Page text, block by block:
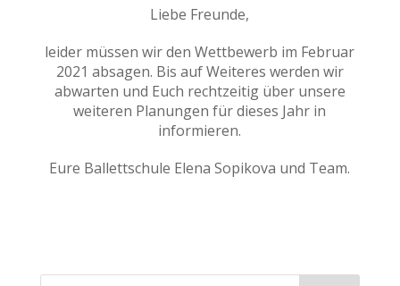
Liebe Freunde,
leider müssen wir den Wettbewerb im Februar
2021 absagen. Bis auf Weiteres werden wir
abwarten und Euch rechtzeitig über unsere
weiteren Planungen für dieses Jahr in
informieren.
Eure Ballettschule Elena Sopikova und Team.